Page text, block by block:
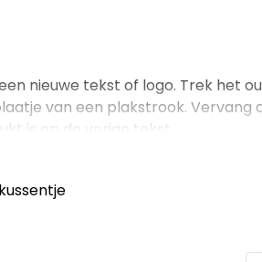
nieuwe tekst of logo. Trek het
van een plakstrook. Vervang
is op de vorige tekst.